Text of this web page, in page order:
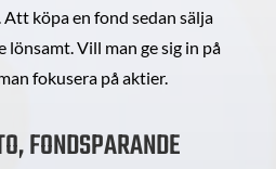
köpa en fond sedan sälja
lönsamt. Vill man ge sig in på
fokusera på aktier.
FONDSPARANDE